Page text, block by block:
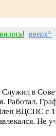
вверх^
Служил в
Работал.
ВЦСПС с
Не